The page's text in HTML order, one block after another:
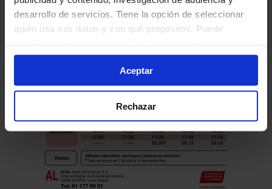
desarrollo de servicios. Tiene la opción de seleccionar
quién usa sus datos y con qué propósitos. Puede
momento desde la Declaración de cookies o clicando en
el Menú de consentimiento.
Si lo permite, también quisiéramos:
Identificar su dispositivo analizándolo activamente
para buscar características específicas (huellas
digitales)
Obtenga más información sobre cómo se procesan sus
Aceptar
Rechazar